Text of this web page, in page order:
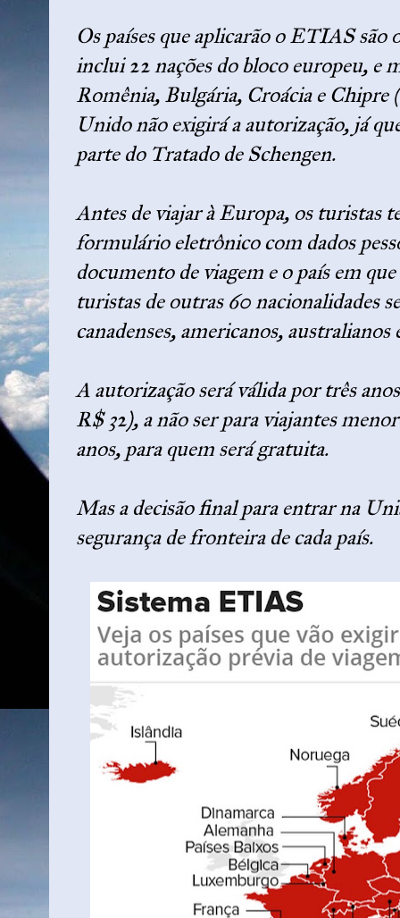
Os países que aplicarão o ETIAS são
inclui 22 nações do bloco europeu, e
Romênia, Bulgária, Croácia e Chipre
Unido não exigirá a autorização, já
parte do Tratado de Schengen.
Antes de viajar à Europa, os turistas
formulário eletrônico com dados
documento de viagem e o país em
turistas de outras 60 nacionalidades
canadenses, americanos,
A autorização será válida por três
R$ 32), a não ser para viajantes
anos, para quem será gratuita.
Mas a decisão final para entrar na
segurança de fronteira de cada país.